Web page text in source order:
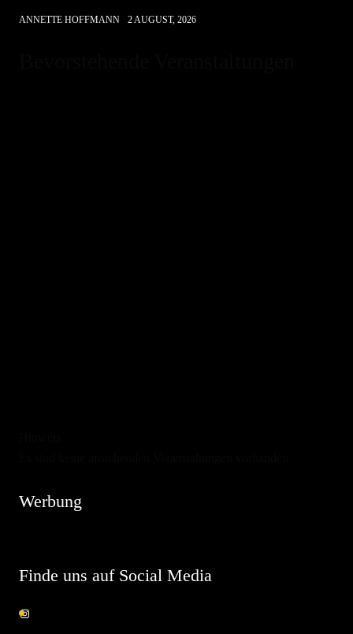
ANNETTE HOFFMANN 2 AUGUST, 2026
Werbung
Finde uns auf Social Media